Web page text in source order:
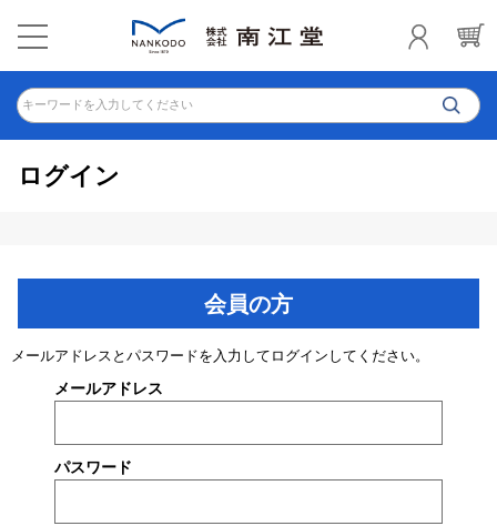
キーワードを入力してください
ログイン
会員の方
メールアドレスとパスワードを入力してログインしてください。
メールアドレス
パスワード